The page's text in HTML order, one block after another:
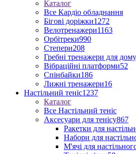
Каталог
Все Кардіо обладнання
Бігові доріжки1272
Велотренажери1163
Орбітреки990
Степери208
Гребні тренажери для
Вібраційні платформи52
Спінбайки186
Лижні тренажери16
Настільний теніс1237
Каталог
Все Настільний теніс
Аксесуари для тенісу867
Ракетки для
Набори для
М'ячі для